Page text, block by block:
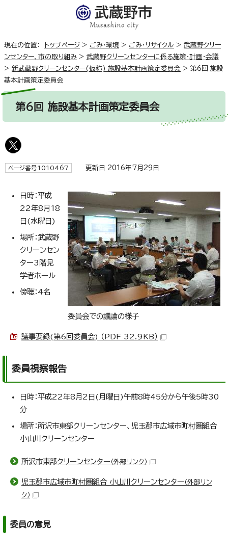
現在の位置： トップページ > ごみ・環境 > ごみ・リサイクル > 武蔵野クリー
ンセンター、市の取り組み > 武蔵野クリーンセンターに係る施策・計画・会議
> 新武蔵野クリーンセンター(仮称) 施設基本計画策定委員会 > 第6回 施設
基本計画策定委員会
第6回 施設基本計画策定委員会
ページ番号1010467 更新日 2016年7月29日
委員会での議論の様子
日時：平成
22年8月18
日(水曜日)
場所：武蔵野
クリーンセン
ター3階見
学者ホール
傍聴：4名
議事要録(第6回委員会) （PDF 32.9KB）
委員視察報告
日時：平成22年8月2日(月曜日)午前8時45分から午後5時30
分
場所：所沢市東部クリーンセンター、児玉郡市広域市町村圏組合
小山川クリーンセンター
所沢市東部クリーンセンター （外部リンク）
児玉郡市広域市町村圏組合 小山川クリーンセンター （外部リン
ク）
委員の意見